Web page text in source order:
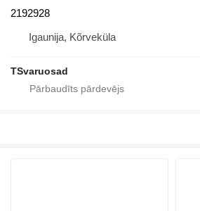
2192928
Igaunija, Kõrveküla
TSvaruosad